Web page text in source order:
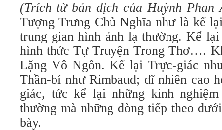
(Trích từ bản dịch của Huỳnh Phan
Tượng Trưng Chủ Nghĩa như là kể
trung gian hình ảnh lạ thường. Kể
hình thức Tự Truyện Trong Thơ….
Lặng Vô Ngôn. Kể lại Trực-giác
Thần-bí như Rimbaud; dĩ nhiên cao
giác, tức kể lại những kinh
thường mà những dòng tiếp theo
bày.